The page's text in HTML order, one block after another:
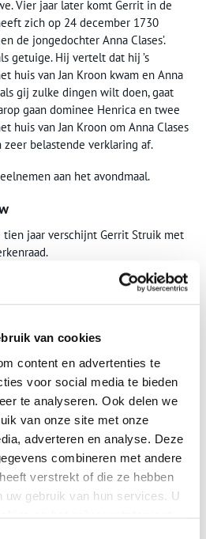
van cookies
content en advertenties te
voor social media te bieden
te analyseren. Ook delen we
van onze site met onze
adverteren en analyse. Deze
combineren met andere
verstrekt of die ze hebben
uw gebruik van hun services. U
Vier jaar later komt Gerrit in de
zich op 24 december 1730
de jongedochter Anna Clases’.
getuige. Hij vertelt dat hij ’s
huis van Jan Kroon kwam en Anna
gij zulke dingen wilt doen, gaat
gaan dominee Henrica en twee
huis van Jan Kroon om Anna Clases
belastende verklaring af.
aan het avondmaal.
jaar verschijnt Gerrit Struik met
steeds schuldig aan aanhoudende
naar de kerkdiensten. Hij moet
maar hij toont daarover geen
leest hem keer op keer de les
een belofte van beterschap. Als hij
kerkenraad – moeten ze hem ‘ van
maalt hier echter niet om, vraagt of
vertrekt. Een paar jaar gaan voorbij.
komen. Koekenbakker Gerrit Struik
wandel’ weer toegelaten tot het